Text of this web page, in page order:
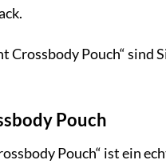
Crossbody Pouch“
Pouch
Pouch“ ist ein